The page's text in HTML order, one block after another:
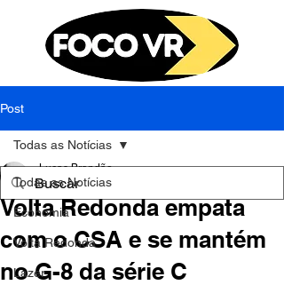
Post
Todas as Notícias
Economia
Volta Redonda
Lazer
Todas as Notícias
Volta Redonda empata
com o CSA e se mantém
no G-8 da série C
Lucas Brandão
2 de jul. de 2023